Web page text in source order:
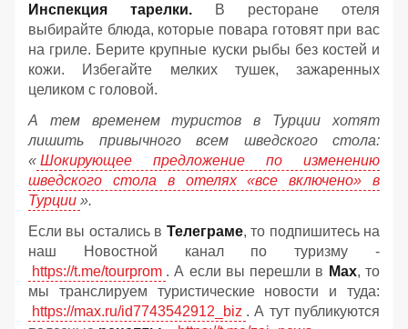
Инспекция тарелки. В ресторане отеля
выбирайте блюда, которые повара готовят при вас
на гриле. Берите крупные куски рыбы без костей и
кожи. Избегайте мелких тушек, зажаренных
целиком с головой.
А тем временем туристов в Турции хотят
лишить привычного всем шведского стола:
« Шокирующее предложение по изменению
шведского стола в отелях «все включено» в
Турции ».
Если вы остались в Телеграме, то подпишитесь на
наш Новостной канал по туризму -
https://t.me/tourprom . А если вы перешли в Мах, то
мы транслируем туристические новости и туда:
https://max.ru/id7743542912_biz . А тут публикуются